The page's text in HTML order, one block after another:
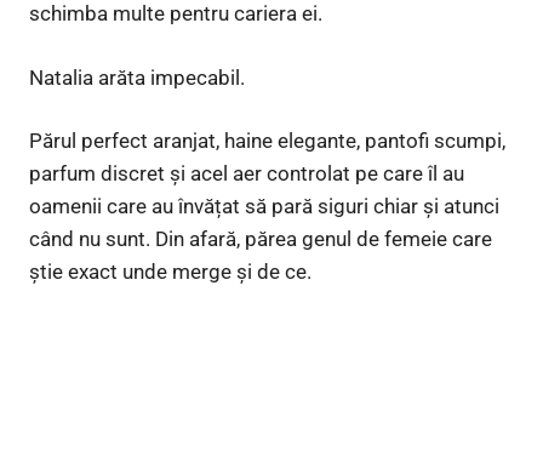
schimba multe pentru cariera ei.
Natalia arăta impecabil.
Părul perfect aranjat, haine elegante, pantofi scumpi,
parfum discret și acel aer controlat pe care îl au
oamenii care au învățat să pară siguri chiar și atunci
când nu sunt. Din afară, părea genul de femeie care
știe exact unde merge și de ce.